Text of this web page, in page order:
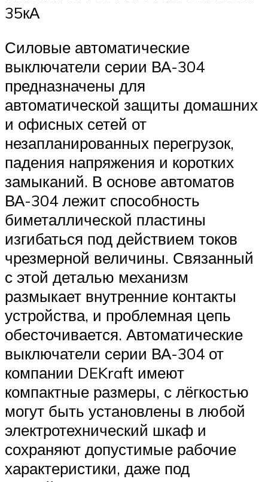
35кА
Силовые автоматические
выключатели серии ВА-304
предназначены для
автоматической защиты домашних
и офисных сетей от
незапланированных перегрузок,
падения напряжения и коротких
замыканий. В основе автоматов
ВА-304 лежит способность
биметаллической пластины
изгибаться под действием токов
чрезмерной величины. Связанный
с этой деталью механизм
размыкает внутренние контакты
устройства, и проблемная цепь
обесточивается. Автоматические
выключатели серии ВА-304 от
компании DEKraft имеют
компактные размеры, с лёгкостью
могут быть установлены в любой
электротехнический шкаф и
сохраняют допустимые рабочие
характеристики, даже под